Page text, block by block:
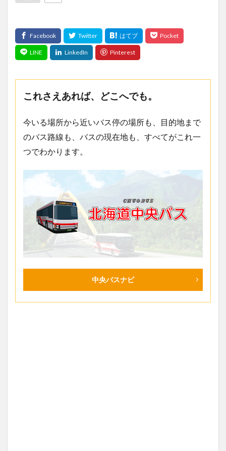
これさえあれば、どこへでも。
今いる場所から近いバス停の場所も、目的地まで
のバス路線も、バスの現在地も、すべてがこれ一
つでわかります。
中央バスナビ